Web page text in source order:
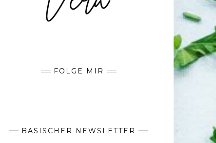
FOLGE MIR
BASISCHER NEWSLETTER